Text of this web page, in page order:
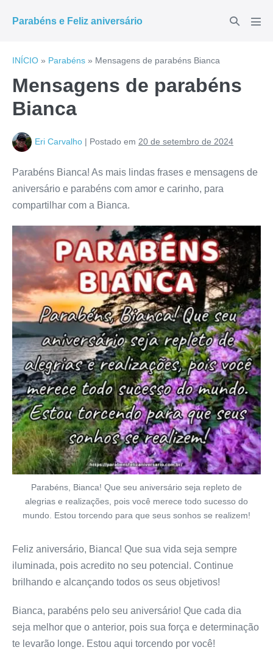
para
conteúdo
Parabéns e Feliz aniversário
Alternar
INÍCIO » Parabéns » Mensagens de parabéns Bianca
Mensagens de parabéns
Bianca
Eri Carvalho | Postado em 20 de setembro de 2024
Parabéns Bianca! As mais lindas frases e mensagens de
aniversário e parabéns com amor e carinho, para
compartilhar com a Bianca.
Parabéns, Bianca! Que seu aniversário seja repleto de
alegrias e realizações, pois você merece todo sucesso do
mundo. Estou torcendo para que seus sonhos se realizem!
Feliz aniversário, Bianca! Que sua vida seja sempre
iluminada, pois acredito no seu potencial. Continue
brilhando e alcançando todos os seus objetivos!
Bianca, parabéns pelo seu aniversário! Que cada dia
seja melhor que o anterior, pois sua força e determinação
te levarão longe. Estou aqui torcendo por você!